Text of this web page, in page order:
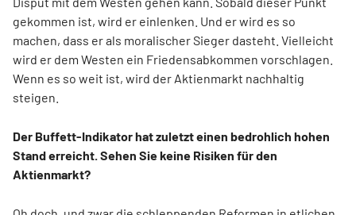
gekommen ist, wird er einlenken. Und er wird es so
machen, dass er als moralischer Sieger dasteht. Vielleicht
wird er dem Westen ein Friedensabkommen vorschlagen.
Wenn es so weit ist, wird der Aktienmarkt nachhaltig
steigen.
Der Buffett-Indikator hat zuletzt einen bedrohlich hohen
Stand erreicht. Sehen Sie keine Risiken für den
Aktienmarkt?